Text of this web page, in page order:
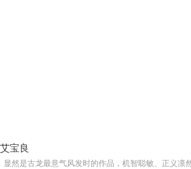
宝良